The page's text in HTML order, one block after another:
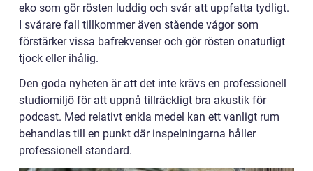
eko som gör rösten luddig och svår att uppfatta tydligt.
I svårare fall tillkommer även stående vågor som
förstärker vissa bafrekvenser och gör rösten onaturligt
tjock eller ihålig.
Den goda nyheten är att det inte krävs en professionell
studiomiljö för att uppnå tillräckligt bra akustik för
podcast. Med relativt enkla medel kan ett vanligt rum
behandlas till en punkt där inspelningarna håller
professionell standard.